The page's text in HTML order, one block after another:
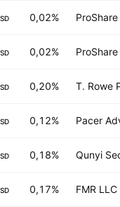
0,02%
0,02%
0,20% T. Rowe
0,12% Pacer
0,18% Qunyi
0,17% FMR LLC